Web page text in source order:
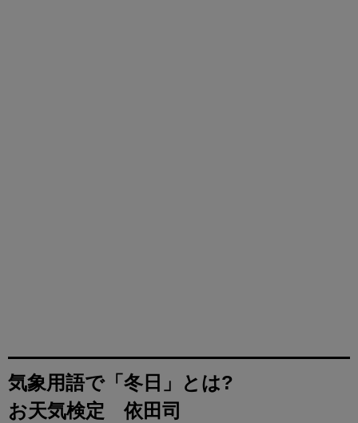
気象用語で「冬日」とは?
お天気検定 依田司